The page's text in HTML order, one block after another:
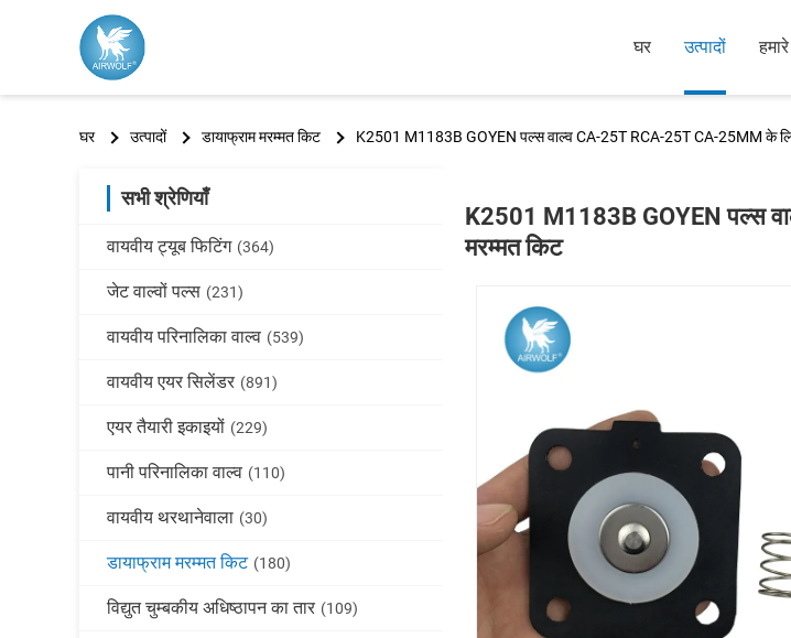
घर उत्पादों
घर उत्पादों डायाफ्राम मरम्मत किट K2501 M1183B GOYEN पल्स वाल्व CA-25T RCA-25T CA-25MM के
सभी श्रेणियाँ
वायवीय ट्यूब फिटिंग (364)
जेट वाल्वों पल्स (231)
वायवीय परिनालिका वाल्व (539)
वायवीय एयर सिलेंडर (891)
एयर तैयारी इकाइयों (229)
पानी परिनालिका वाल्व (110)
वायवीय थरथानेवाला (30)
डायाफ्राम मरम्मत किट (180)
विद्युत चुम्बकीय अधिष्ठापन का तार (109)
K2501 M1183B GOYEN पल्स
मरम्मत किट